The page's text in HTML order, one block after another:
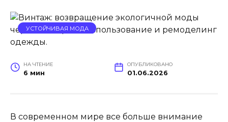
УСТОЙЧИВАЯ МОДА
НА ЧТЕНИЕ
6 мин
ОПУБЛИКОВАНО
01.06.2026
В современном мире все больше внимание